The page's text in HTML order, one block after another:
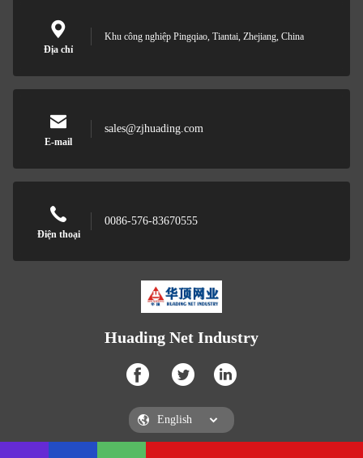
Địa chỉ
Khu công nghiệp Pingqiao, Tiantai, Zhejiang, China
E-mail
sales@zjhuading.com
Điện thoại
0086-576-83670555
Huading Net Industry